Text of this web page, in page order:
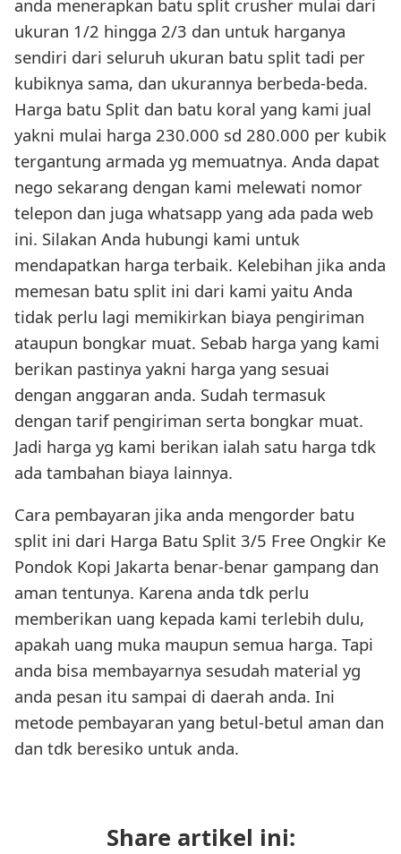
anda menerapkan batu split crusher mulai dari
ukuran 1/2 hingga 2/3 dan untuk harganya
sendiri dari seluruh ukuran batu split tadi per
kubiknya sama, dan ukurannya berbeda-beda.
Harga batu Split dan batu koral yang kami jual
yakni mulai harga 230.000 sd 280.000 per kubik
tergantung armada yg memuatnya. Anda dapat
nego sekarang dengan kami melewati nomor
telepon dan juga whatsapp yang ada pada web
ini. Silakan Anda hubungi kami untuk
mendapatkan harga terbaik. Kelebihan jika anda
memesan batu split ini dari kami yaitu Anda
tidak perlu lagi memikirkan biaya pengiriman
ataupun bongkar muat. Sebab harga yang kami
berikan pastinya yakni harga yang sesuai
dengan anggaran anda. Sudah termasuk
dengan tarif pengiriman serta bongkar muat.
Jadi harga yg kami berikan ialah satu harga tdk
ada tambahan biaya lainnya.
Cara pembayaran jika anda mengorder batu
split ini dari Harga Batu Split 3/5 Free Ongkir Ke
Pondok Kopi Jakarta benar-benar gampang dan
aman tentunya. Karena anda tdk perlu
memberikan uang kepada kami terlebih dulu,
apakah uang muka maupun semua harga. Tapi
anda bisa membayarnya sesudah material yg
anda pesan itu sampai di daerah anda. Ini
metode pembayaran yang betul-betul aman dan
dan tdk beresiko untuk anda.
Share artikel ini: